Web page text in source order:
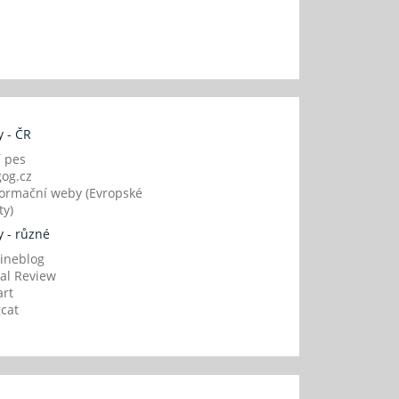
- ČR
pes
weby (Evropské
- různé
Review